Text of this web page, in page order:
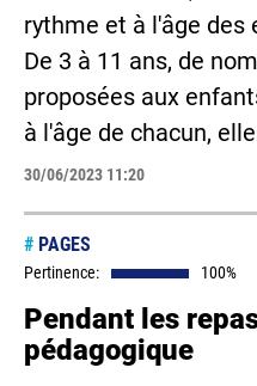
rythme et à l'âge des
De 3 à 11 ans, de
proposées aux
à l'âge de chacun,
30/06/2023 11:20
# PAGES
Pertinence: 100%
Pendant les
pédagogique